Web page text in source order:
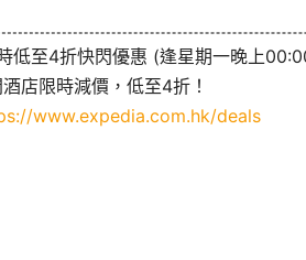
低至4折快閃優惠 (逢星期一晚上
店限時減價，低至4折！
www.expedia.com.hk/deals